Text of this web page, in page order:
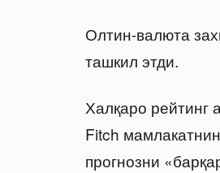
Олтин-валюта
ташкил этди.
Халқаро рейтинг
Fitch
прогнозни